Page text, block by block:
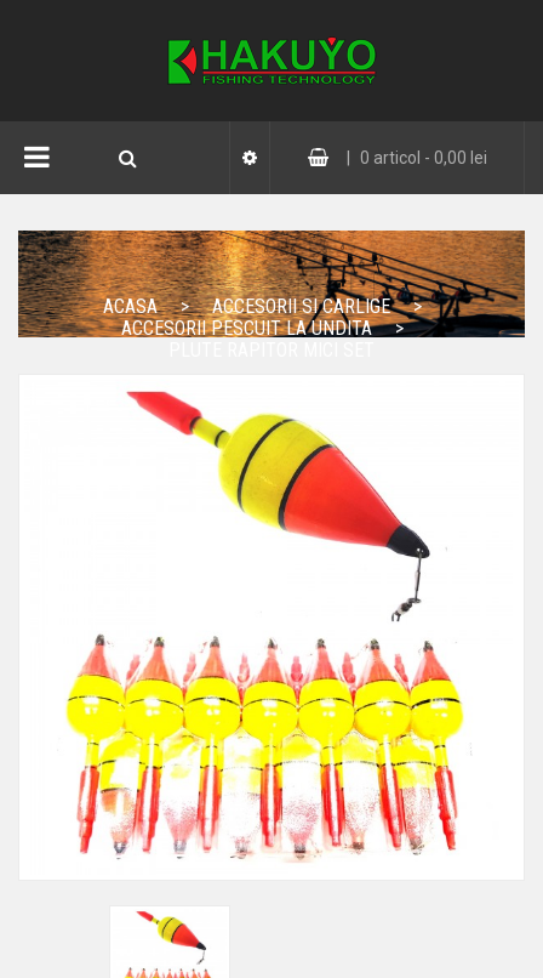
0 articol - 0,00 lei
ACASA
ACCESORII SI CARLIGE
ACCESORII PESCUIT LA UNDITA